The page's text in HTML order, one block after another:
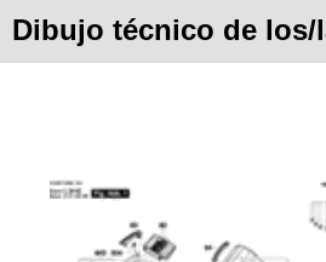
Dibujo técnico de los/